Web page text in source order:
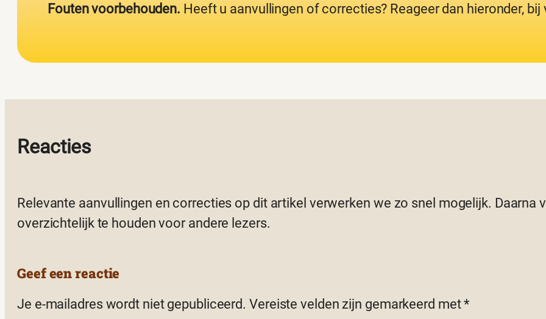
Fouten voorbehouden. Heeft u aanvullingen of correcties? Reageer dan hieronder,
Reacties
Relevante aanvullingen en correcties op dit artikel verwerken we zo snel mogelijk. Daarna
overzichtelijk te houden voor andere lezers.
Geef een reactie
Je e-mailadres wordt niet gepubliceerd. Vereiste velden zijn gemarkeerd met*